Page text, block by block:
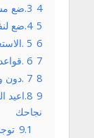
4 3.ضع مستوى المخاطر الخاصة بك
5 4.ضع لنفسك أهداف معينة
6 5 .الاستعداد للتداول
7 6 .قواعد الدخول والخروج
8 7 .دون وسجل كل شئ
9
نجاحك
9.1